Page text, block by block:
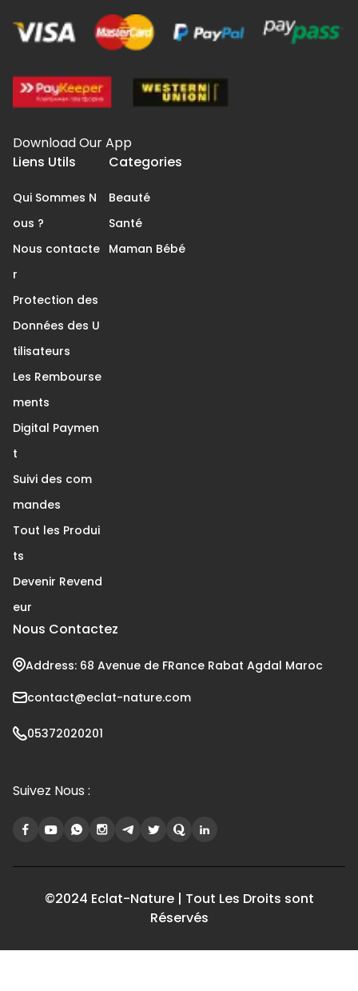
Download Our App
Liens Utils
Qui Sommes N
ous ?
Nous contacte
r
Protection des
Données des U
tilisateurs
Les Rembourse
ments
Digital Paymen
t
Suivi des com
mandes
Tout les Produi
ts
Devenir Revend
eur
Categories
Beauté
Santé
Maman Bébé
Nous Contactez
Address: 68 Avenue de FRance Rabat Agdal Maroc
contact@eclat-nature.com
05372020201
Suivez Nous :
©2024 Eclat-Nature | Tout Les Droits sont
Réservés